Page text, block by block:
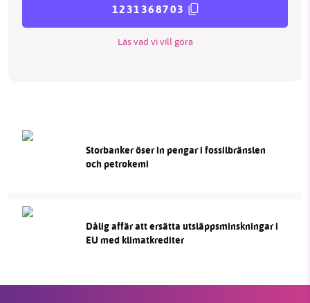
1231368703
Läs vad vi vill göra
Storbanker öser in pengar i fossilbränslen
och petrokemi
Dålig affär att ersätta utsläppsminskningar i
EU med klimatkrediter